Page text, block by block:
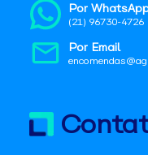
Por
(21) 96730-4726
Por Email